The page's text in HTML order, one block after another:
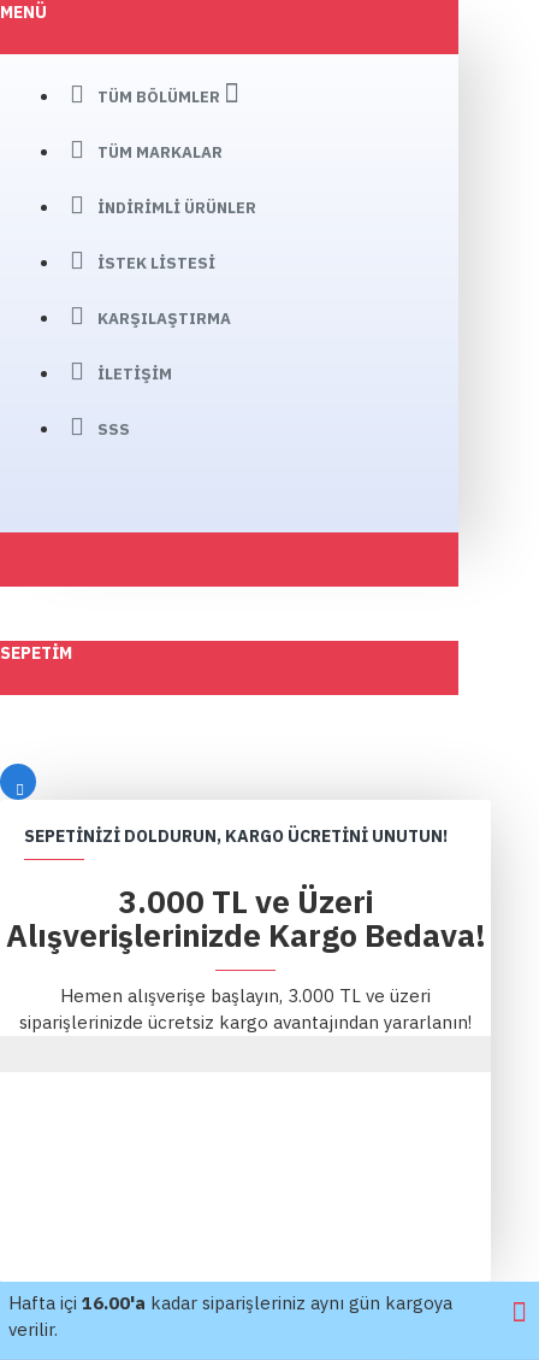
MENÜ
TÜM BÖLÜMLER
TÜM MARKALAR
İNDIRIMLI ÜRÜNLER
İSTEK LISTESI
KARŞILAŞTIRMA
İLETIŞIM
SSS
SEPETIM
SEPETINIZI DOLDURUN, KARGO ÜCRETINI UNUTUN!
3.000 TL ve Üzeri
Alışverişlerinizde Kargo Bedava!
Hemen alışverişe başlayın, 3.000 TL ve üzeri
siparişlerinizde ücretsiz kargo avantajından yararlanın!
Hafta içi 16.00'a kadar siparişleriniz aynı gün kargoya
verilir.